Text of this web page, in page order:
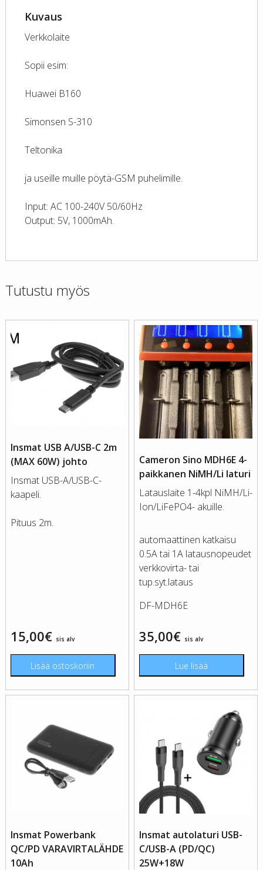
Kuvaus
Verkkolaite
Sopii esim:
Huawei B160
Simonsen S-310
Teltonika
ja useille muille pöytä-GSM puhelimille.
Input: AC 100-240V 50/60Hz
Output: 5V, 1000mAh.
Tutustu myös
Insmat USB A/USB-C 2m
(MAX 60W) johto
Insmat USB-A/USB-C-
kaapeli.
Pituus 2m.
15,00€ sis alv
Lisää ostoskoriin
Cameron Sino MDH6E 4-
paikkanen NiMH/Li laturi
Latauslaite 1-4kpl NiMH/Li-
Ion/LiFePO4- akuille.
automaattinen katkaisu
0.5A tai 1A latausnopeudet
verkkovirta- tai
tup.syt.lataus
DF-MDH6E
35,00€ sis alv
Lue lisää
Insmat Powerbank
QC/PD VARAVIRTALÄHDE
10Ah
Insmat autolaturi USB-
C/USB-A (PD/QC)
25W+18W